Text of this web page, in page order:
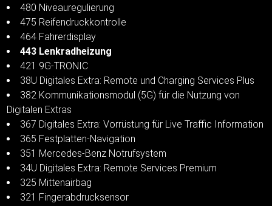
480 Niveauregulierung
475 Reifendruckkontrolle
464 Fahrerdisplay
443 Lenkradheizung
421 9G-TRONIC
38U Digitales Extra: Remote und Charging Services Plus
382 Kommunikationsmodul (5G) für die Nutzung von
Digitalen Extras
367 Digitales Extra: Vorrüstung für Live Traffic Information
365 Festplatten-Navigation
351 Mercedes-Benz Notrufsystem
34U Digitales Extra: Remote Services Premium
325 Mittenairbag
321 Fingerabdrucksensor